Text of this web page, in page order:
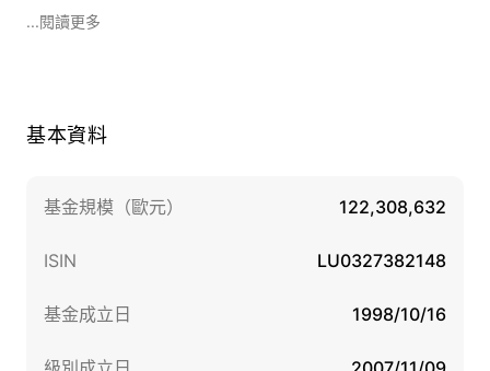
...閱讀更多
基本資料
基金規模（歐元） 122,308,632
ISIN LU0327382148
基金成立日 1998/10/16